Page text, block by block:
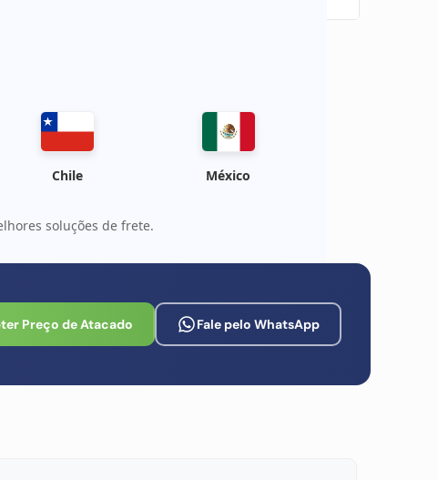
Chile México
soluções de frete.
Preço de Atacado Fale pelo WhatsApp